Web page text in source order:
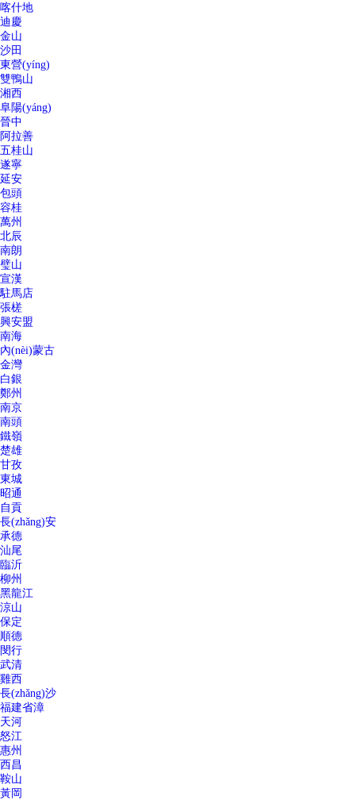
喀什地
迪慶
金山
沙田
東營(yíng)
雙鴨山
湘西
阜陽(yáng)
晉中
阿拉善
五桂山
遂寧
延安
包頭
容桂
萬州
北辰
南朗
璧山
宣漢
駐馬店
張槎
興安盟
南海
內(nèi)蒙古
金灣
白銀
鄭州
南京
南頭
鐵嶺
楚雄
甘孜
東城
昭通
自貢
長(zhǎng)安
承德
汕尾
臨沂
柳州
黑龍江
涼山
保定
順德
閔行
武清
雞西
長(zhǎng)沙
福建省漳
天河
怒江
惠州
西昌
鞍山
黃岡